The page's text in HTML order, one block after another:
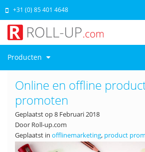
Producten
+31 (0) 85 401 4648
Online en offline
promoten
Geplaatst op8 Februari 2018
Door Roll-up.com
Geplaatst in offlinemarketing, product